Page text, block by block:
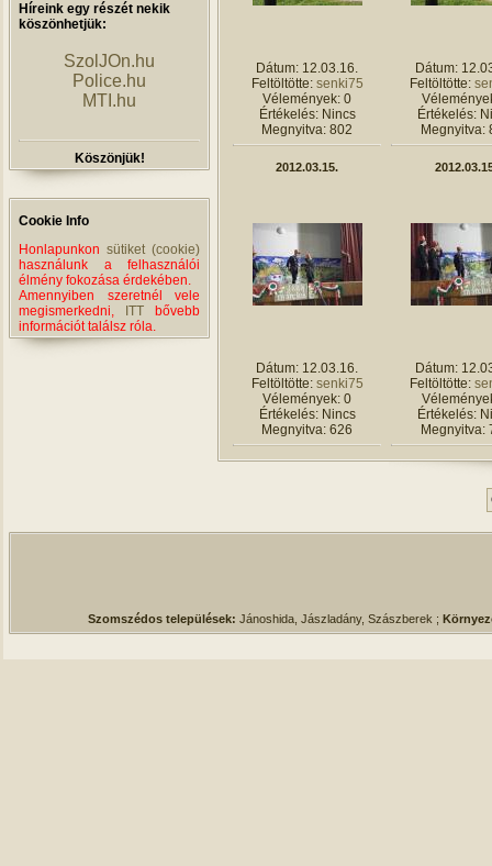
Híreink egy részét nekik
köszönhetjük:
SzolJOn.hu
Police.hu
MTI.hu
Köszönjük!
Cookie Info
Honlapunkon sütiket (cookie)
használunk a felhasználói
élmény fokozása érdekében.
Amennyiben szeretnél vele
megismerkedni,
ITT bővebb
információt találsz róla.
Dátum: 12.03.16.
Feltöltötte: senki75
Vélemények: 0
Értékelés: Nincs
Megnyitva: 802
Dátum:
Feltöltötte:
Értékelés:
Megnyitva:
2012.03.15.
Dátum: 12.03.16.
Feltöltötte: senki75
Vélemények: 0
Értékelés: Nincs
Megnyitva: 626
Dátum:
Feltöltötte:
Értékelés:
Megnyitva:
Szomszédos települések: Jánoshida, Jászladány, Szászberek ;